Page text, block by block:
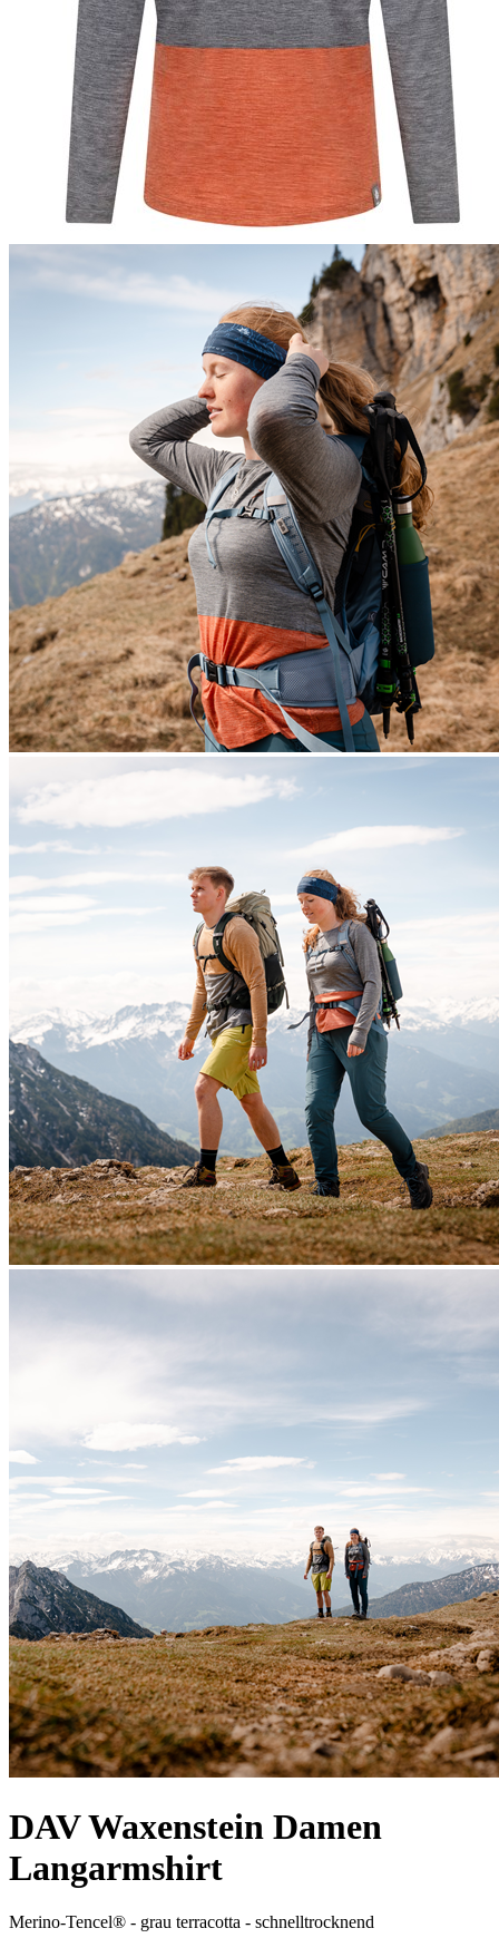
DAV Waxenstein Damen
Langarmshirt
Merino-Tencel® - grau terracotta - schnelltrocknend